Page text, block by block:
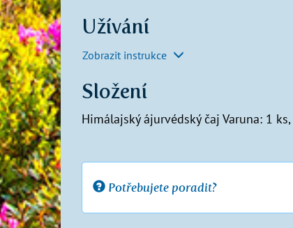
Užívání
Zobrazit instrukce
Složení
Himálajský ájurvédský čaj Varuna: 1
Potřebujete poradit?